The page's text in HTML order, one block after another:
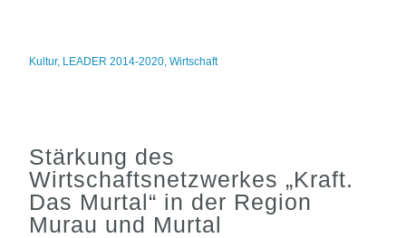
Kultur, LEADER 2014-2020,Wirtschaft
Stärkung des
Wirtschaftsnetzwerkes „Kraft.
Das Murtal“ in der Region
Murau und Murtal